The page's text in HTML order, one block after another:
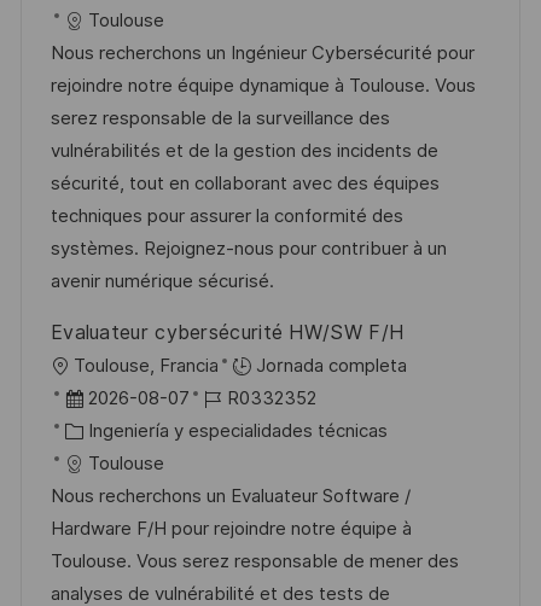
n
c
a
c
i
ó
n
c
h
a
d
e
p
u
b
l
c
a
c
i
ó
n
e
e
m
p
l
e
o
a
t
e
g
o
r
í
a
Toulouse
Nous recherchons un Ingénieur Cybersécurité pour
rejoindre notre équipe dynamique à Toulouse. Vous
serez responsable de la surveillance des
vulnérabilités et de la gestion des incidents de
sécurité, tout en collaborant avec des équipes
techniques pour assurer la conformité des
systèmes. Rejoignez-nous pour contribuer à un
avenir numérique sécurisé.
Evaluateur cybersécurité HW/SW F/H
U
b
c
a
c
i
ó
Toulouse, Francia
Jornada completa
F
e
c
h
a
d
e
2026-08-07
I
D
e
e
m
p
R0332352
C
a
t
e
g
o
Ingeniería y especialidades técnicas
Toulouse
Nous recherchons un Evaluateur Software /
Hardware F/H pour rejoindre notre équipe à
Toulouse. Vous serez responsable de mener des
analyses de vulnérabilité et des tests de